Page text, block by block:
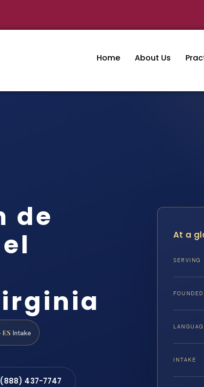
Home About Us
de
ES Intake
437-7747
At a
SERVING
FOUNDED
INTAKE